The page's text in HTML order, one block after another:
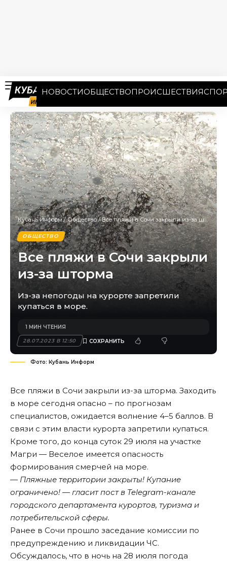
НОВОСТИОБЩЕСТВОПРОИСШЕСТВИЯ
Кубань Информ/Общество/Все пляжи в Сочи закрыли из-за шторма
ОБЩЕСТВО
Все пляжи в Сочи закрыли
из-за шторма
Из-за непогоды на курорте запретили
купаться в море.
28.07.2023 В 12:50
1 МИН ЧТЕНИЯ
Фото: Кубань Информ
Все пляжи в Сочи закрыли из-за шторма. Заходить
в море сегодня опасно – по прогнозам
специалистов, ожидается волнение 4–5 баллов. В
связи с этим власти курорта запретили купаться.
Кроме того, до конца суток 29 июля на участке
Магри — Веселое имеется опасность
формирования смерчей на море.
— Пляжные территории закрыты! Купание
ограничено! — гласит пост в Telegram-канале
городского департамента курортов, туризма и
потребительской сферы.
Ранее в Сочи прошло заседание комиссии по
предупреждению и ликвидации ЧС.
Обсуждалось, что в ночь на 28 июля погода